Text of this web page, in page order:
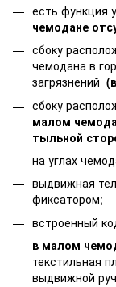
есть функция
чемодане
сбоку
чемодана в
загрязнений
сбоку
малом
тыльной
на углах
выдвижная
фиксатором;
встроенный
в малом
текстильная
выдвижной